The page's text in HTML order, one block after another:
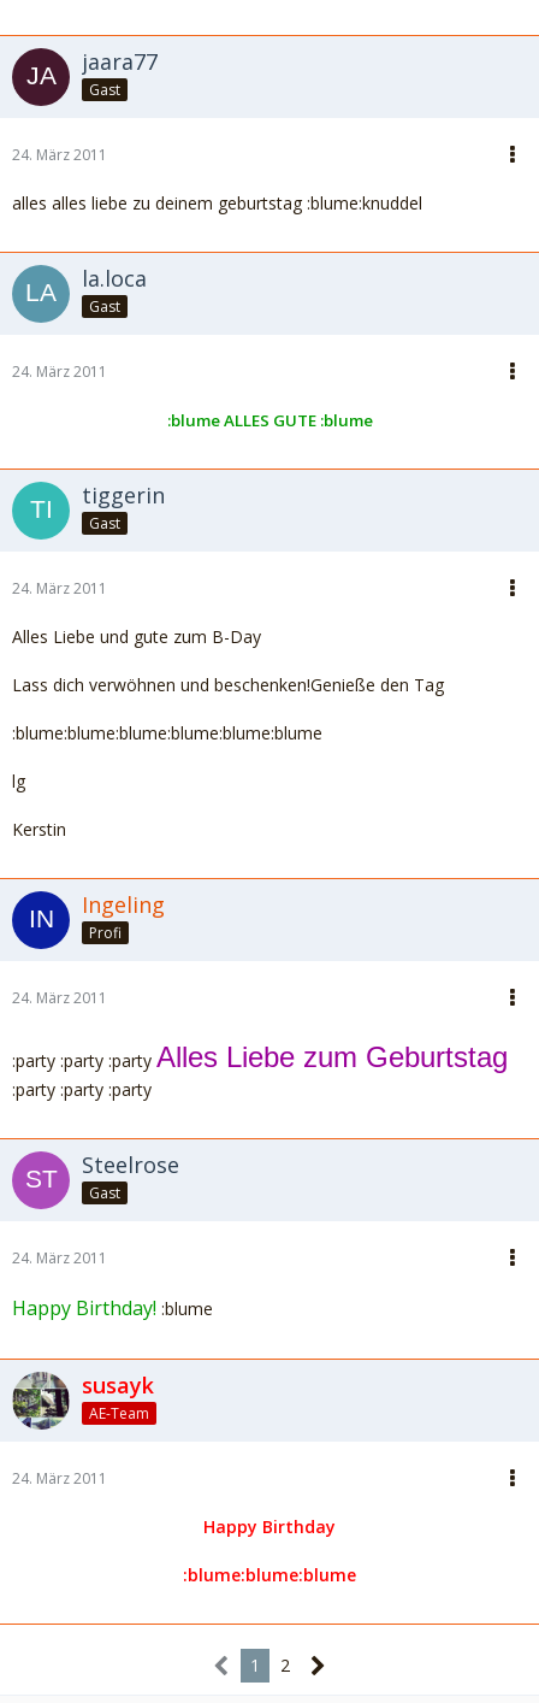
jaara77
Gast
24. März 2011
alles alles liebe zu deinem geburtstag :blume:knuddel
la.loca
Gast
24. März 2011
:blume ALLES GUTE :blume
tiggerin
Gast
24. März 2011
Alles Liebe und gute zum B-Day
Lass dich verwöhnen und beschenken!Genieße den Tag
:blume:blume:blume:blume:blume:blume
lg
Kerstin
Ingeling
Profi
24. März 2011
:party :party :party Alles Liebe zum Geburtstag
:party :party :party
Steelrose
Gast
24. März 2011
Happy Birthday! :blume
susayk
AE-Team
24. März 2011
Happy Birthday
:blume:blume:blume
1 2